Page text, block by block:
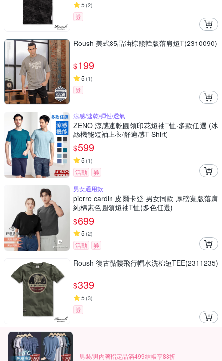
5 (2)
券
Roush 美式85晶油棕熊韓版落肩短T(2310090)
$199
5 (1)
券
涼感/速乾/彈性/透氣
ZENO 涼感速乾圓領印花短袖T恤‧多款任選 (冰
絲機能短袖上衣/舒適感T-Shirt)
$599
5 (1)
活動
券
男女通用款
pierre cardin 皮爾卡登 男女同款 厚磅寬版落肩
純棉素色圓領短袖T恤(多色任選)
$699
5 (2)
活動 券
Roush 復古骷髏飛行帽水洗棉短TEE(2311235)
$339
5 (3)
券
男裝/男內著指定品滿499結帳享88折